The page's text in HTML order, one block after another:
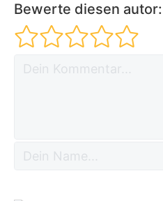
Bewerte diesen autor: